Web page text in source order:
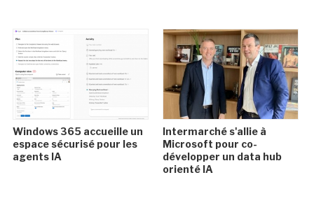
Windows 365 accueille un
espace sécurisé pour les
agents IA
Intermarché s'allie à
Microsoft pour co-
développer un data hub
orienté IA